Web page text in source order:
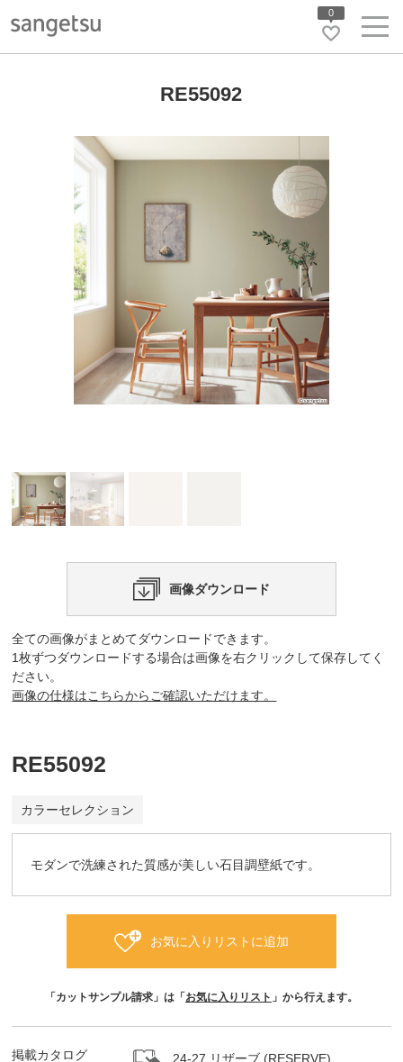
0
RE55092
画像ダウンロード
全ての画像がまとめてダウンロードできます。
1枚ずつダウンロードする場合は画像を右クリックして保存してく
ださい。
画像の仕様はこちらからご確認いただけます。
RE55092
カラーセレクション
モダンで洗練された質感が美しい石目調壁紙です。
お気に入りリストに追加
「カットサンプル請求」は「 お気に入りリスト 」から行えます。
掲載カタログ 24-27 リザーブ (RESERVE)